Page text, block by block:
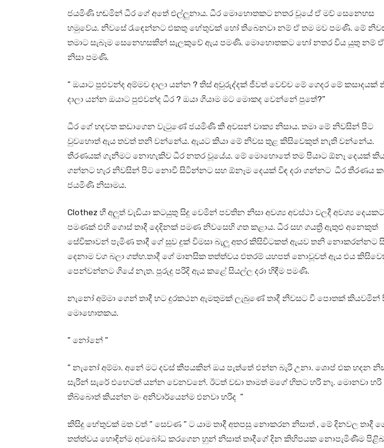
ජයමිණි හඬමින් ධීර ගේ අතේ එල්ලුනාය. ධීර මොහොතකට නතර වූයේ ඒ මව් සෙනෙහස
හමුවේය. නිවසේ රැඳෙන්නට එකතු හේතුවක් හෝ තිබෙනවා නම් ඒ තම මව පමණි. මේ
තමාට සැබෑම සෙනෙහසකින් සැලකුවේ ඇය පමණි. මොහොතකට හෝ නතර විය යුතු නම්
නිසා පමණි.
” ඔයාට පුළුවන්ද අම්මව දාලා යන්න ? තිස් අවුරුද්දක් ජීවත් වෙච්ච මේ ගෙදර මේ කසාදයක්
දාලා යන්න ඔයාට පුළුවන්ද ධීර ? ඔයා ගියාම මට මොකද වෙන්නේ පුතේ?”
ධීර ගේ හදවත කඩාගෙන වැටුණේ ජයමිණි කී අවසන් වාක්‍ය නිසාය. තමා මේ නිවසින් පිට
වුවහොත් ඇය තවත් තනි වන්නේය. ඇයට කියා මේ නිවස තුළ කිසිවෙකුත් නැති වන්නේය.
තීරණයක් ගැනීමට නොහැකිව ධීර නතර වූයේය. මේ මොහොතේ තම පියාට ඕනෑ දෙයක්
ගන්නට හැර නිවසින් පිට නොවී සිටින්නට සහ ඕනෑම දෙයක් විඳ දරා ගන්නට ධීර තීරණය
ජයමිණි නිසාමය.
Clothez හී අලුත් වැඩියා කටයුතු සිදු වෙමින් පවතින නිසා අවශ්‍ය අවස්ථා වලදී අවශ්‍ය දෙයකට
පමණක් එහි ගොස් තාදී දෙදිනක් පමණ නිවසෙහි ගත කළාය. ධීර සහ ගයත්‍රි ඇතුළු අනෙකුත්
සේවිකාවන් පැමිණ තාදී ගේ සුව දුක් විමසා බැලූ අතර කිසිවිටකත් ඇයව තනි නොකරන්නට
දෙනාම වග බලා ගත්හ.තාදී ගේ මානසික තත්ත්වය එතරම් යහපත් නොවූවත් ඇය එය
පෙන්වන්නට ගියේ නැත. පුරුදු පරිදි ඇය කළේ සියල්ල දරා හිඳීම පමණි.
නැනෝ අම්මා ගෙන් තාදී හට දුරකථන ඇමතුමක් ලැබුණේ තාදී නිවසට වී පොතක් කියවමින්
මොහොතකය.
” නෝනේ ”
” නැනෝ අම්මා. අනේ මට දවස් කීපයකින් ඔය පැත්තේ එන්න බැරි උනා. ශොප් එක හදන
සැරින් සැරේ එහෙටත් යන්න වෙනවනේ. ඊටත් වඩා තාමත් මගේ හිතට හරි නෑ. මොනවා හරි
තිබ්බොත් කියන්න මං අනිවාර්යෙන්ම එනවා හරිද ”
කිසිදු හේතුවක් මත වත් ” සෙවණ ” ට යාම තාදී අතපසු නොකරන නිසාත් , මේ දිනවල තාදී
තත්ත්වය හොඳින්ම අවබෝධ කරගෙන හුන් නිසාත් තාදීගේ දින කිහිපයක නොපැමිණීම